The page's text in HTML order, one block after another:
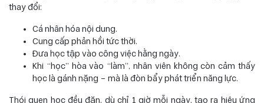
thay đổi:
Cá nhân hóa nội dung.
Cung cấp phản hồi tức thời.
Đưa học tập vào công việc hằng ngày.
Khi “học” hòa vào “làm”, nhân viên không còn cảm thấy
học là gánh nặng – mà là đòn bẩy phát triển năng lực.
Thói quen học đều đặn, dù chỉ 1 giờ mỗi ngày, tạo ra hiệu ứng